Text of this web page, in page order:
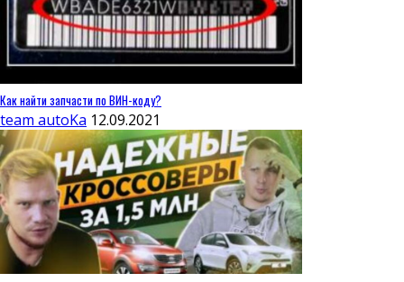
Как найти запчасти по ВИН-коду?
team autoKa 12.09.2021